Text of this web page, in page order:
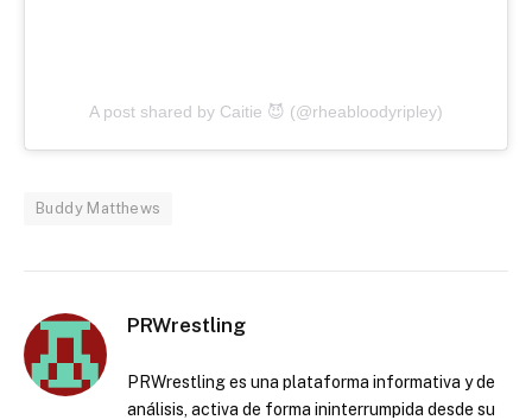
A post shared by Caitie 😈 (@rheabloodyripley)
Buddy Matthews
PRWrestling
PRWrestling es una plataforma informativa y de
análisis, activa de forma ininterrumpida desde su